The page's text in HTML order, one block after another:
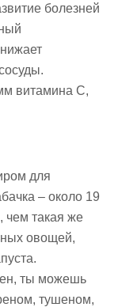
болезней
витамина С,
для
– около 19
чем такая же
овощей,
ты можешь
тушеном,